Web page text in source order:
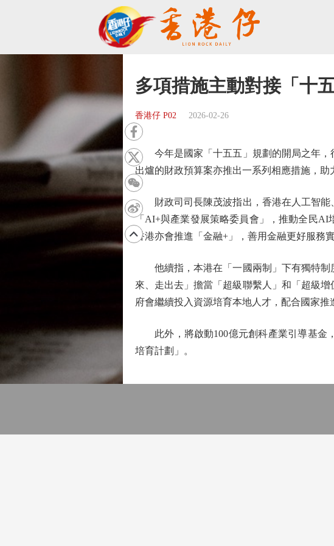
多項措施主動對接「十
香港仔 P02 2026-02-26
今年是國家「十五五」規劃的開局之年，行
出爐的財政預算案亦推出一系列相應措施，助
財政司司長陳茂波指出，香港在人工智能、
「AI+與產業發展策略委員會」，推動全民AI
香港亦會推進「金融+」，善用金融更好服務
他續指，本港在「一國兩制」下有獨特制
來、走出去」擔當「超級聯繫人」和「超級
府會繼續投入資源培育本地人才，配合國家
此外，將啟動100億元創科產業引導基金
培育計劃」。